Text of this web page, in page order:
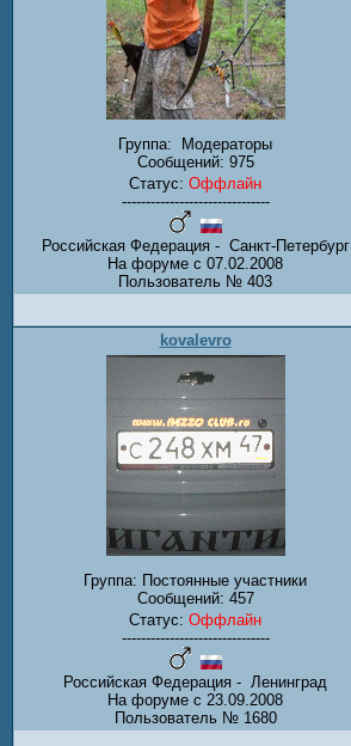
Группа:
Модераторы
Сообщений: 975
Статус: Оффлайн
-------------------------------
Российская Федерация - Санкт-Петербург
На форуме с 07.02.2008
Пользователь № 403
kovalevro
Группа: Постоянные участники
Сообщений: 457
Статус: Оффлайн
-------------------------------
Российская Федерация - Ленинград
На форуме с 23.09.2008
Пользователь № 1680